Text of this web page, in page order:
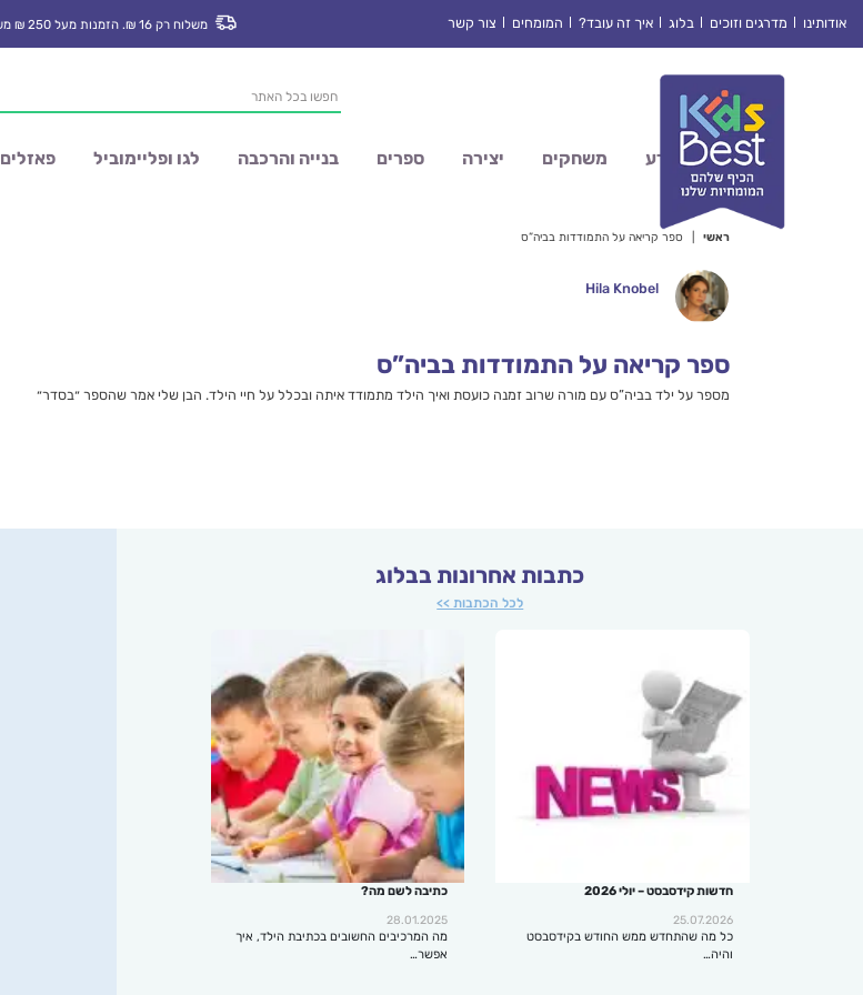
אודותינו מדרגים וזוכים בלוג איך זה עובד? המומחים צור קשר משלוח רק 16 ₪. הזמנות מעל 250 ₪ משלוח נק’ איסוף חינם
Products
search
מדע משחקים יצירה ספרים בנייה והרכבה לגו ופליימוביל פאזלים
ראשי ספר קריאה על התמודדות בביה”ס
Hila Knobel
ספר קריאה על התמודדות בביה”ס
מספר על ילד בביה”ס עם מורה שרוב זמנה כועסת ואיך הילד מתמודד איתה ובכלל על חיי הילד. הבן שלי אמר שהספר ״בסדר״
כתבות אחרונות בבלוג
לכל הכתבות >>
חדשות קידסבסט – יולי 2026
25.07.2026
כל מה שהתחדש ממש החודש בקידסבסט
והיה…
כתיבה לשם מה?
28.01.2025
מה המרכיבים החשובים בכתיבת הילד, איך
אפשר…